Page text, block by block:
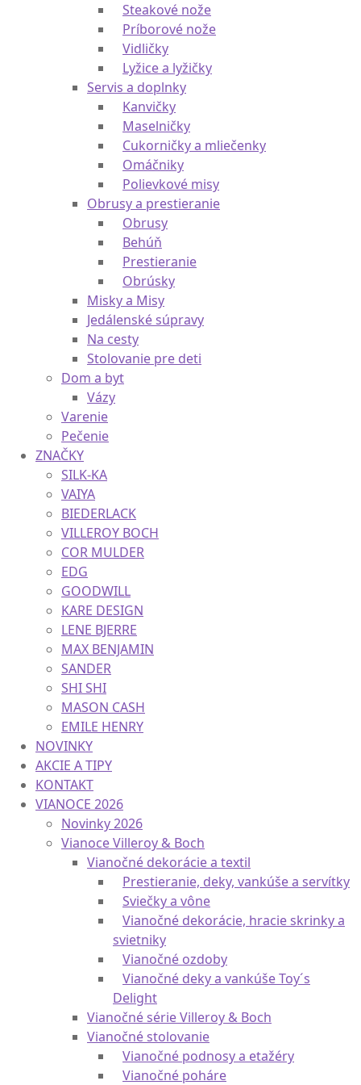
Steakové nože
Príborové nože
Vidličky
Lyžice a lyžičky
Servis a doplnky
Kanvičky
Maselničky
Cukorničky a mliečenky
Omáčniky
Polievkové misy
Obrusy a prestieranie
Obrusy
Behúň
Prestieranie
Obrúsky
Misky a Misy
Jedálenské súpravy
Na cesty
Stolovanie pre deti
Dom a byt
Vázy
Varenie
Pečenie
ZNAČKY
SILK-KA
VAIYA
BIEDERLACK
VILLEROY BOCH
COR MULDER
EDG
GOODWILL
KARE DESIGN
LENE BJERRE
MAX BENJAMIN
SANDER
SHI SHI
MASON CASH
EMILE HENRY
NOVINKY
AKCIE A TIPY
KONTAKT
VIANOCE 2026
Novinky 2026
Vianoce Villeroy & Boch
Vianočné dekorácie a textil
Prestieranie, deky, vankúše a servítky
Sviečky a vône
Vianočné dekorácie, hracie skrinky a
svietniky
Vianočné ozdoby
Vianočné deky a vankúše Toy´s
Delight
Vianočné série Villeroy & Boch
Vianočné stolovanie
Vianočné podnosy a etažéry
Vianočné poháre